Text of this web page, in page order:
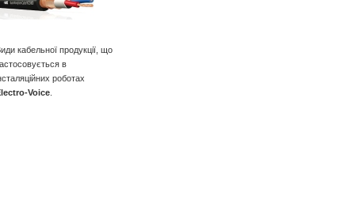
кабельної продукції, що
в
роботах
Voice